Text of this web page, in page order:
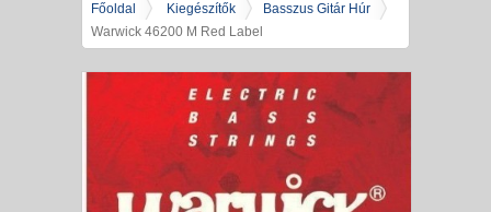
Főoldal Kiegészítők
Basszus Gitár Húr
Warwick 46200 M Red Label